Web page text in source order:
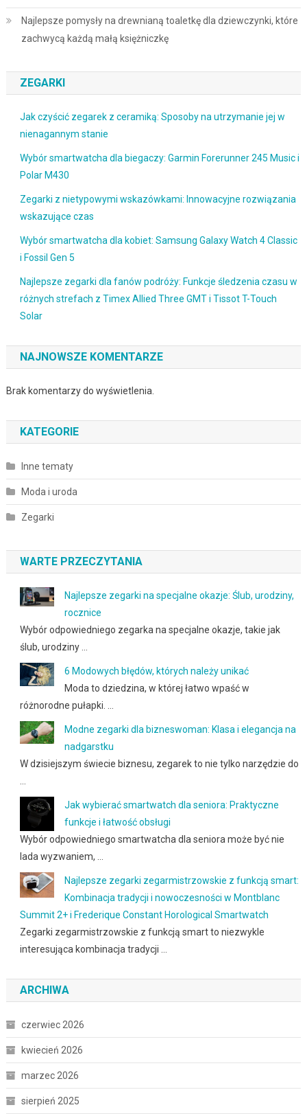
Najlepsze pomysły na drewnianą toaletkę dla dziewczynki, które
zachwycą każdą małą księżniczkę
ZEGARKI
Jak czyścić zegarek z ceramiką: Sposoby na utrzymanie jej w
nienagannym stanie
Wybór smartwatcha dla biegaczy: Garmin Forerunner 245 Music i
Polar M430
Zegarki z nietypowymi wskazówkami: Innowacyjne rozwiązania
wskazujące czas
Wybór smartwatcha dla kobiet: Samsung Galaxy Watch 4 Classic
i Fossil Gen 5
Najlepsze zegarki dla fanów podróży: Funkcje śledzenia czasu w
różnych strefach z Timex Allied Three GMT i Tissot T-Touch
Solar
NAJNOWSZE KOMENTARZE
Brak komentarzy do wyświetlenia.
KATEGORIE
Inne tematy
Moda i uroda
Zegarki
WARTE PRZECZYTANIA
Najlepsze zegarki na specjalne okazje: Ślub, urodziny,
rocznice
Wybór odpowiedniego zegarka na specjalne okazje, takie jak
ślub, urodziny …
6 Modowych błędów, których należy unikać
Moda to dziedzina, w której łatwo wpaść w
różnorodne pułapki. …
Modne zegarki dla bizneswoman: Klasa i elegancja na
nadgarstku
W dzisiejszym świecie biznesu, zegarek to nie tylko narzędzie do
Jak wybierać smartwatch dla seniora: Praktyczne
funkcje i łatwość obsługi
Wybór odpowiedniego smartwatcha dla seniora może być nie
lada wyzwaniem, …
Najlepsze zegarki zegarmistrzowskie z funkcją smart:
Kombinacja tradycji i nowoczesności w Montblanc
Summit 2+ i Frederique Constant Horological Smartwatch
Zegarki zegarmistrzowskie z funkcją smart to niezwykle
interesująca kombinacja tradycji …
ARCHIWA
czerwiec 2026
kwiecień 2026
marzec 2026
sierpień 2025